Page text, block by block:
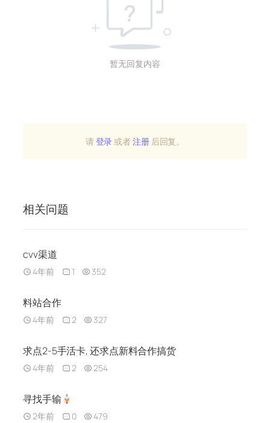
暂无回复内容
请登录或者注册后回复。
相关问题
cvv渠道
4年前 1 352
料站合作
4年前 2 327
求点2-5手活卡, 还求点新料合作搞货
4年前 2 254
寻找手输
2年前 0 479